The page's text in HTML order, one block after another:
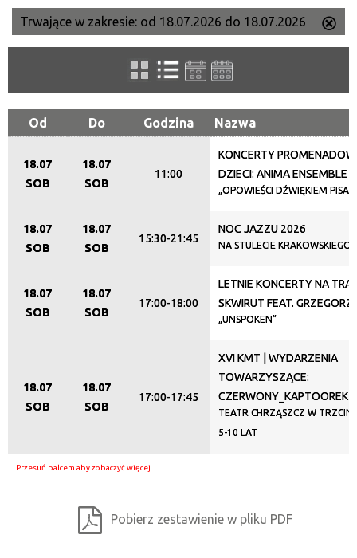
Szukana fraza
Kategoria
Trwające w zakresie
Miejsce
Organizator
Trwające w zakresie: od 18.07.2026 do 18.07.2026
ten
Od Do Godzina Nazwa
18.07
SOB
18.07
SOB
11:00
KONCERTY
DZIECI: ANIMA ENSEMBLE
„OPOWIEŚCI DŹWIĘKIEM
18.07
SOB
18.07
SOB
15:30-21:45
NOC JAZZU 2026
NA STULECIE KRAKOWSKIEGO
18.07
SOB
18.07
SOB
17:00-18:00
LETNIE KONCERTY NA
SKWIRUT FEAT.
„UNSPOKEN”
18.07
SOB
18.07
SOB
17:00-17:45
XVI KMT | WYDARZENIA
TOWARZYSZĄCE:
CZERWONY_KAPTOOREK
TEATR CHRZĄSZCZ W
5-10 LAT
Pobierz zestawienie w pliku PDF